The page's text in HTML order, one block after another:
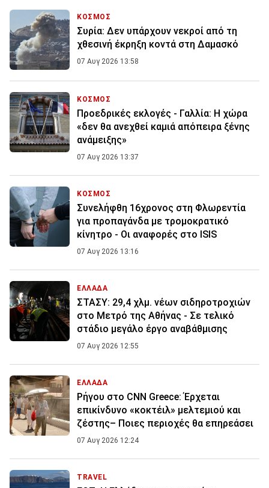
ΚΟΣΜΟΣ
Συρία: Δεν υπάρχουν νεκροί από τη
χθεσινή έκρηξη κοντά στη Δαμασκό
07 Αυγ 2026 13:58
ΚΟΣΜΟΣ
Προεδρικές εκλογές - Γαλλία: Η χώρα
«δεν θα ανεχθεί καμιά απόπειρα ξένης
ανάμειξης»
07 Αυγ 2026 13:37
ΚΟΣΜΟΣ
Συνελήφθη 16χρονος στη Φλωρεντία
για προπαγάνδα με τρομοκρατικό
κίνητρο - Οι αναφορές στο ISIS
07 Αυγ 2026 13:16
ΕΛΛΑΔΑ
ΣΤΑΣΥ: 29,4 χλμ. νέων σιδηροτροχιών
στο Μετρό της Αθήνας - Σε τελικό
στάδιο μεγάλο έργο αναβάθμισης
07 Αυγ 2026 12:55
ΕΛΛΑΔΑ
Ρήγου στο CNN Greece: Έρχεται
επικίνδυνο «κοκτέιλ» μελτεμιού και
ζέστης– Ποιες περιοχές θα επηρεάσει
07 Αυγ 2026 12:24
TRAVEL